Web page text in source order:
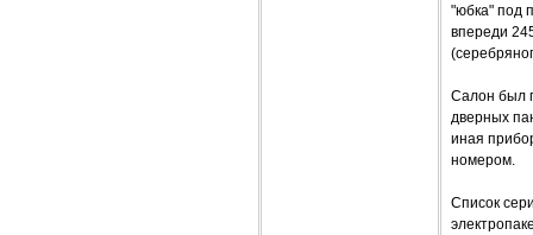
"юбка" под
впереди
Салон был
дверных
иная
номером.
Список